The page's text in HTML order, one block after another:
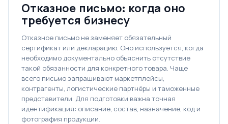
Отказное письмо: когда оно
требуется бизнесу
Отказное письмо не заменяет обязательный
сертификат или декларацию. Оно используется, когда
необходимо документально объяснить отсутствие
такой обязанности для конкретного товара. Чаще
всего письмо запрашивают маркетплейсы,
контрагенты, логистические партнёры и таможенные
представители. Для подготовки важна точная
идентификация: описание, состав, назначение, код и
фотография продукции.